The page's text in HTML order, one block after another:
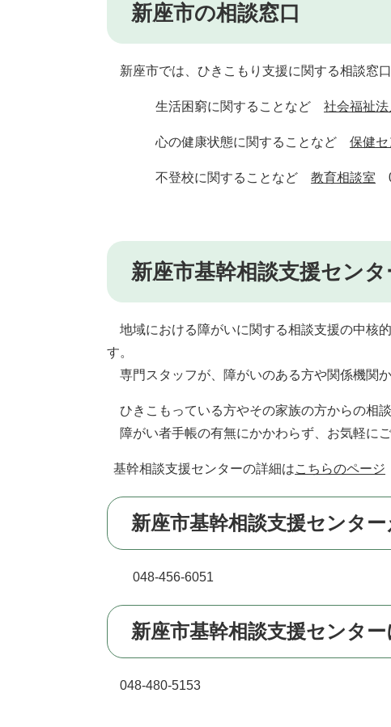
新座市の相談窓口
新座市では、ひきこもり支援に関する相談窓口
生活困窮に関することなど 社会福祉
心の健康状態に関することなど 保健
不登校に関することなど 教育相談室
新座市基幹相談支援センタ
地域における障がいに関する相談支援の中核
す。
専門スタッフが、障がいのある方や関係機関か
ひきこもっている方やその家族の方からの相談
障がい者手帳の有無にかかわらず、お気軽にご
基幹相談支援センターの詳細はこちらのページ
新座市基幹相談支援センタ
048-456-6051
新座市基幹相談支援センタ
048-480-5153